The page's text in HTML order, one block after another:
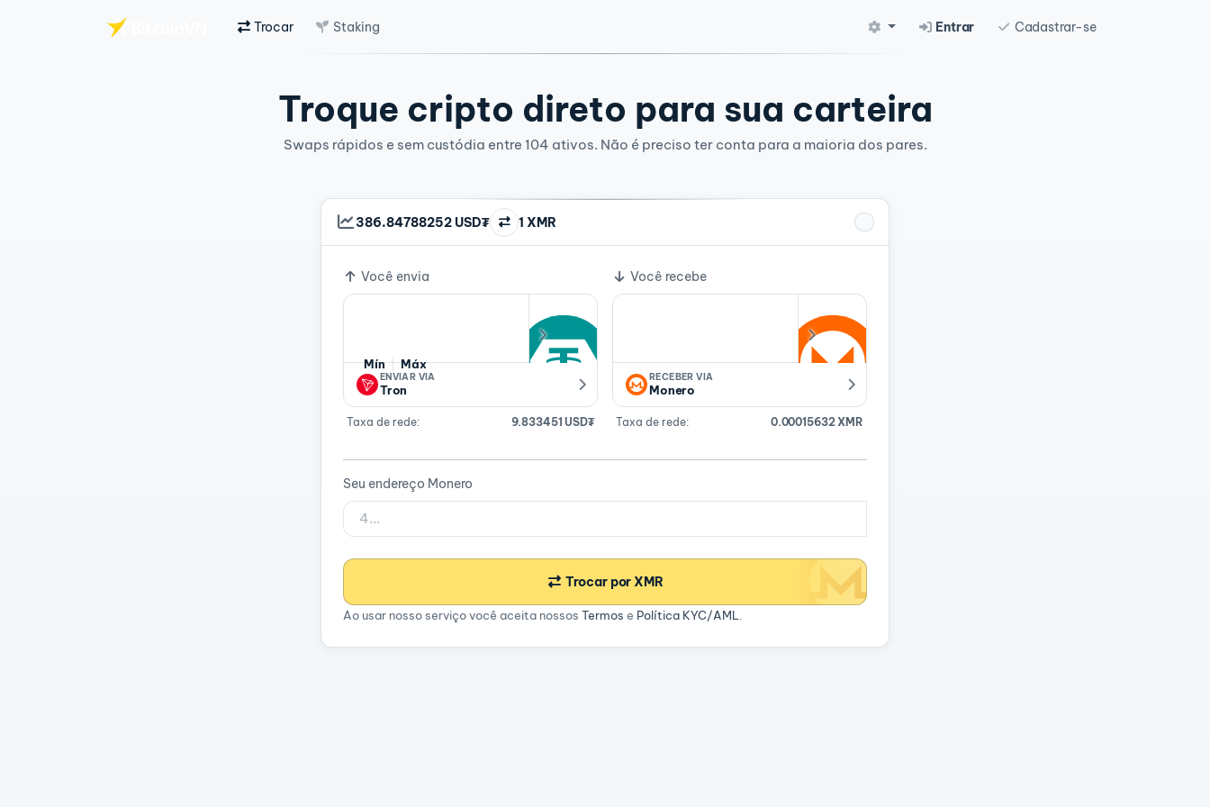
Trocar Staking Entrar Cadastrar-se
Troque cripto direto para sua carteira
Swaps rápidos e sem custódia entre 104 ativos. Não é preciso ter conta para a maioria dos pares.
Taxa de câmbio
386.84788252 USD₮ 1 XMR
Você envia
Mín Máx
ENVIAR VIA
Tron
Taxa de rede: 9.833451 USD₮
Você recebe
RECEBER VIA
Monero
Taxa de rede: 0.00015632 XMR
Seu endereço Monero
Trocar por XMR
Ao usar nosso serviço você aceita nossos Termos e Política KYC/AML